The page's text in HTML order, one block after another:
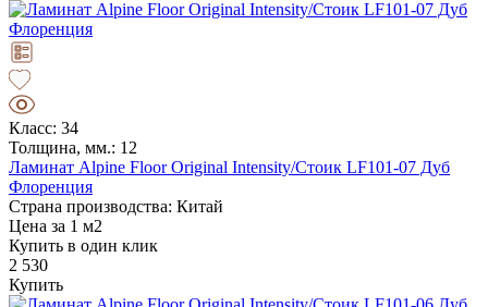
Класс: 34
Толщина, мм.: 12
Ламинат Alpine Floor Original Intensity/Стоик LF101-07 Дуб
Флоренция
Страна производства: Китай
Цена за 1 м2
Купить в один клик
2 530
Купить